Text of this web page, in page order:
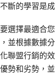
斷的學習是
選擇最適合
並根據數據
聯盟行銷的
勢和劣勢，